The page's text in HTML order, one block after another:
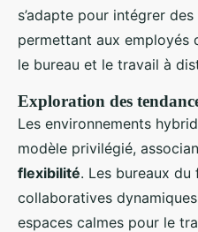
s’adapte pour intégrer
permettant aux employés
le bureau et le travail à
Exploration des
Les environnements
modèle privilégié,
flexibilité. Les bureaux
collaboratives
espaces calmes pour le